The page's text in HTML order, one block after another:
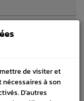
WRX STI
Origine
de visiter et
à son
D'autres